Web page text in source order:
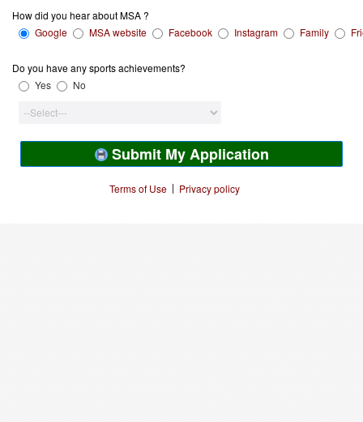
How did you hear about MSA ?
Google
MSA website Facebook Instagram Family
Do you have any sports achievements?
Yes
No
Submit My Application
Terms of Use | Privacy policy